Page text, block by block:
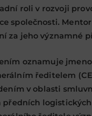
roli v rozvoji
společnosti.
za jeho významné
oznamuje
ředitelem
v oblasti